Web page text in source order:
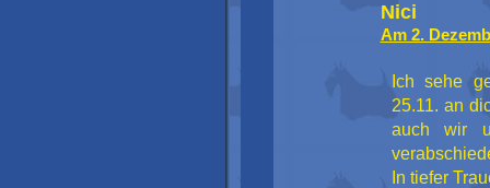
Nici
Am 2.
Ich sehe
25.11. an
auch wir
In tiefer